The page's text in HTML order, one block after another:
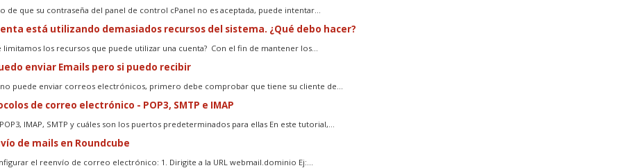
de que su contraseña del panel de control cPanel no es aceptada, puede intentar...
está utilizando demasiados recursos del sistema. ¿Qué debo hacer?
limitamos los recursos que puede utilizar una cuenta? Con el fin de mantener los...
enviar Emails pero si puedo recibir
no puede enviar correos electrónicos, primero debe comprobar que tiene su cliente de...
de correo electrónico - POP3, SMTP e IMAP
IMAP, SMTP y cuáles son los puertos predeterminados para ellas En este tutorial,...
de mails en Roundcube
el reenvío de correo electrónico: 1. Dirigite a la URL webmail.dominio Ej:...